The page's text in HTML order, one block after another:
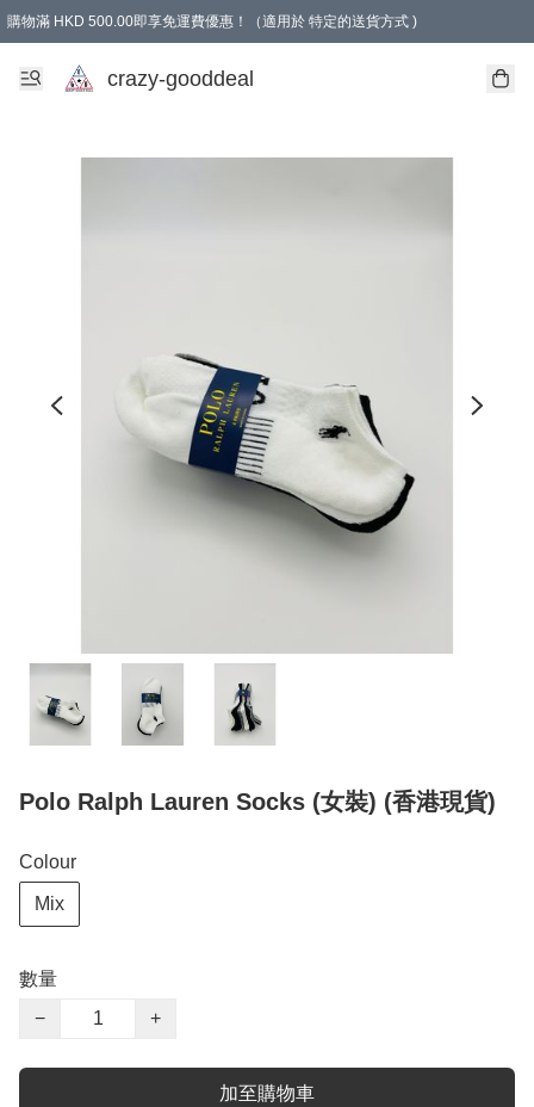
購物滿 HKD 500.00即享免運費優惠！（適用於 特定的送貨方式 )
成為會員可享免費禮品
crazy-gooddeal
Polo Ralph Lauren Socks (女裝) (香港現貨)
Colour
Mix
數量
−
+
加至購物車